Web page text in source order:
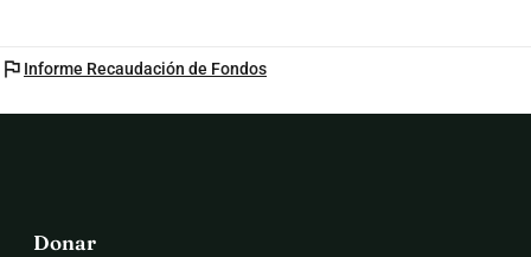
flag Informe Recaudación de Fondos
Donar